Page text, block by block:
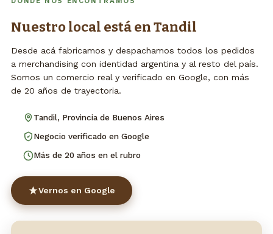
Nuestro local está en Tandil
Desde acá fabricamos y despachamos todos los pedidos
a merchandising con identidad argentina y al resto del país.
Somos un comercio real y verificado en Google, con más
de 20 años de trayectoria.
Tandil, Provincia de Buenos Aires
Negocio verificado en Google
Más de 20 años en el rubro
Vernos en Google